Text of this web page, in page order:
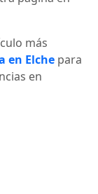
más
en Elche para
en